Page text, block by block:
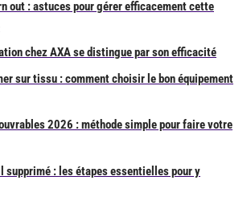
out : astuces pour gérer efficacement cette
chez AXA se distingue par son efficacité
sur tissu : comment choisir le bon équipement
2026 : méthode simple pour faire votre
supprimé : les étapes essentielles pour y